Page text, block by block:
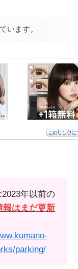
います。
年以前の
報はまだ更新
parking/